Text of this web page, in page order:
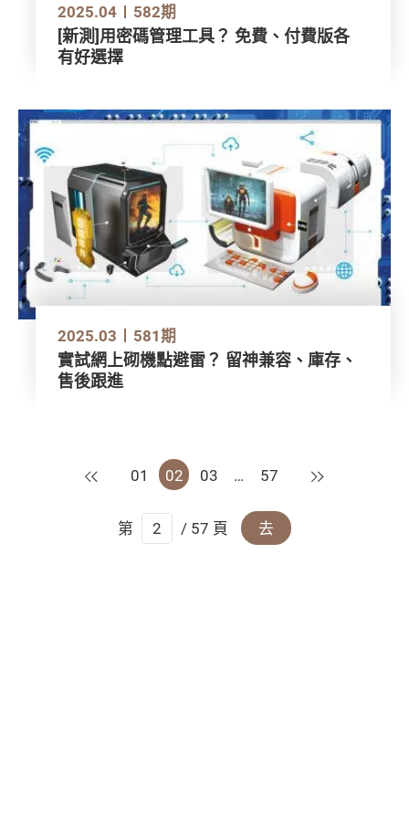
2025.04 582期
[新測]用密碼管理工具？ 免費、付費版各
有好選擇
2025.03 581期
實試網上砌機點避雷？ 留神兼容、庫存、
售後跟進
上一頁
01 02 03 … 57 下一頁
第 / 57 頁 去